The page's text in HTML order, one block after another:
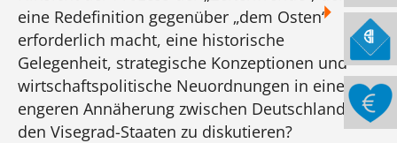
eine Redefinition gegenüber „dem Osten“
erforderlich macht, eine historische
Gelegenheit, strategische Konzeptionen und
wirtschaftspolitische Neuordnungen in einer
engeren Annäherung zwischen Deutschland und
den Visegrad-Staaten zu diskutieren?